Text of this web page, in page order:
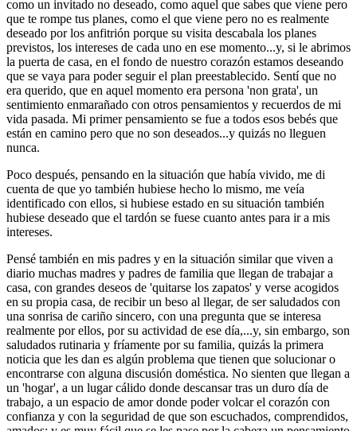
como un invitado no deseado, como aquel que sabes que viene pero
que te rompe tus planes, como el que viene pero no es realmente
deseado por los anfitrión porque su visita descabala los planes
previstos, los intereses de cada uno en ese momento...y, si le abrimos
la puerta de casa, en el fondo de nuestro corazón estamos deseando
que se vaya para poder seguir el plan preestablecido. Sentí que no
era querido, que en aquel momento era persona 'non grata', un
sentimiento enmarañado con otros pensamientos y recuerdos de mi
vida pasada. Mi primer pensamiento se fue a todos esos bebés que
están en camino pero que no son deseados...y quizás no lleguen
nunca.
Poco después, pensando en la situación que había vivido, me di
cuenta de que yo también hubiese hecho lo mismo, me veía
identificado con ellos, si hubiese estado en su situación también
hubiese deseado que el tardón se fuese cuanto antes para ir a mis
intereses.
Pensé también en mis padres y en la situación similar que viven a
diario muchas madres y padres de familia que llegan de trabajar a
casa, con grandes deseos de 'quitarse los zapatos' y verse acogidos
en su propia casa, de recibir un beso al llegar, de ser saludados con
una sonrisa de cariño sincero, con una pregunta que se interesa
realmente por ellos, por su actividad de ese día,...y, sin embargo, son
saludados rutinaria y fríamente por su familia, quizás la primera
noticia que les dan es algún problema que tienen que solucionar o
encontrarse con alguna discusión doméstica. No sienten que llegan a
un 'hogar', a un lugar cálido donde descansar tras un duro día de
trabajo, a un espacio de amor donde poder volcar el corazón con
confianza y con la seguridad de que son escuchados, comprendidos,